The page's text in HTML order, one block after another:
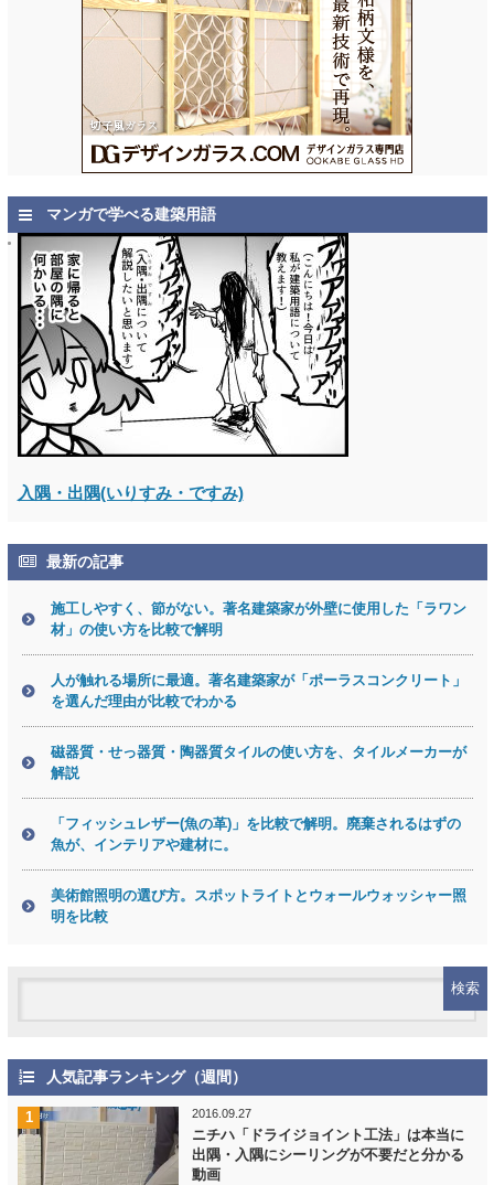
マンガで学べる建築用語
入隅・出隅(いりすみ・ですみ)
最新の記事
施工しやすく、節がない。著名建築家が外壁に使用した「ラワン
材」の使い方を比較で解明
人が触れる場所に最適。著名建築家が「ポーラスコンクリート」
を選んだ理由が比較でわかる
磁器質・せっ器質・陶器質タイルの使い方を、タイルメーカーが
解説
「フィッシュレザー(魚の革)」を比較で解明。廃棄されるはずの
魚が、インテリアや建材に。
美術館照明の選び方。スポットライトとウォールウォッシャー照
明を比較
人気記事ランキング（週間）
2016.09.27
ニチハ「ドライジョイント工法」は本当に
出隅・入隅にシーリングが不要だと分かる
動画